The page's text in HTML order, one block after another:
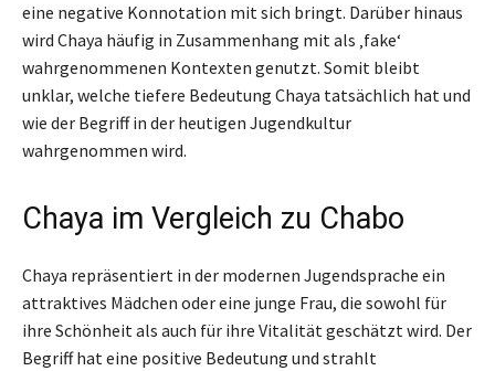
eine negative Konnotation mit sich bringt. Darüber hinaus
wird Chaya häufig in Zusammenhang mit als ‚fake‘
wahrgenommenen Kontexten genutzt. Somit bleibt
unklar, welche tiefere Bedeutung Chaya tatsächlich hat und
wie der Begriff in der heutigen Jugendkultur
wahrgenommen wird.
Chaya im Vergleich zu Chabo
Chaya repräsentiert in der modernen Jugendsprache ein
attraktives Mädchen oder eine junge Frau, die sowohl für
ihre Schönheit als auch für ihre Vitalität geschätzt wird. Der
Begriff hat eine positive Bedeutung und strahlt